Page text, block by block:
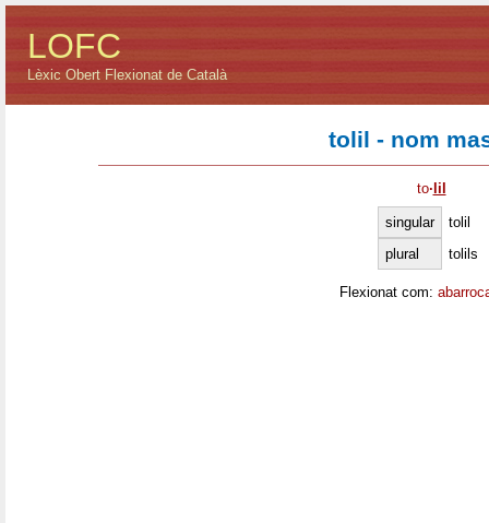
LOFC
Lèxic Obert Flexionat de Català
tolil - nom
to· lil
singular
tolil
plural
tolils
Flexionat com: